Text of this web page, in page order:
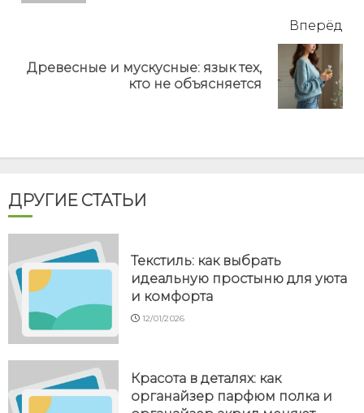
Вперёд
Next
Древесные и мускусные: язык тех,
кто не объясняется
ДРУГИЕ СТАТЬИ
Текстиль: как выбрать
идеальную простыню для уюта
и комфорта
12/01/2026
Красота в деталях: как
органайзер парфюм полка и